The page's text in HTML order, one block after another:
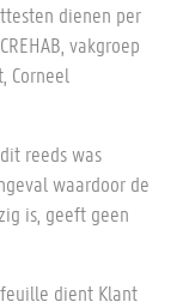
dienen per
vakgroep
Corneel
reeds was
waardoor de
is, geeft geen
dient Klant